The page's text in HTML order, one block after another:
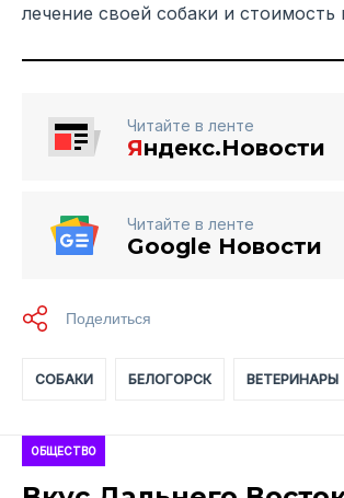
лечение своей собаки и стоимость
Читайте в ленте
Яндекс.Новости
Читайте в ленте
Google Новости
СОБАКИ БЕЛОГОРСК ВЕТЕРИНАРЫ
ОБЩЕСТВО